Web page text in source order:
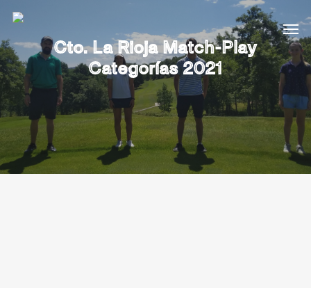
Cto. La Rioja Match-Play
Categorías 2021